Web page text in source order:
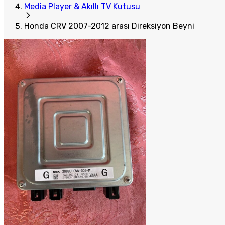
Media Player & Akıllı TV Kutusu
Honda CRV 2007-2012 arası Direksiyon Beyni